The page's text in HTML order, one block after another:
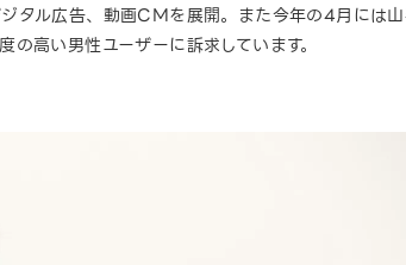
タル広告、動画CMを展開。また今年の4月には
高い男性ユーザーに訴求しています。